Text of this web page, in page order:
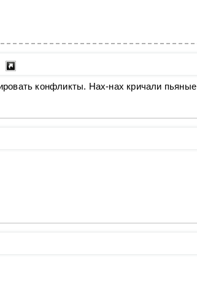
конфликты. Нах-нах кричали пьяные